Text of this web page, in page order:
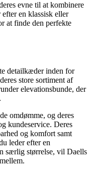
evne til at kombinere
en klassisk eller
at finde den perfekte
detailkæder inden for
store sortiment af
elevationsbunde, der
omdømme, og deres
kundeservice. Deres
og komfort samt
leder efter en
særlig størrelse, vil Daells